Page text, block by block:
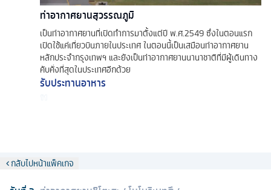
ท่าอากาศยานสุวรรณภูมิ
เป็นท่าอากาศยานที่เปิดทำการมาตั้งแต่ปี พ.ศ.2549 ซึ่งในตอนแรก
เปิดใช้แค่เที่ยวบินภายในประเทศ ในตอนนี้เป็นเสมือนท่าอากาศยาน
หลักประจำกรุงเทพฯ และยังเป็นท่าอากาศยานนานาชาติที่มีผู้เดินทาง
คับคั่งที่สุดในประเทศอีกด้วย
รับประทานอาหาร
กลับไปหน้าแพ็คเกจ